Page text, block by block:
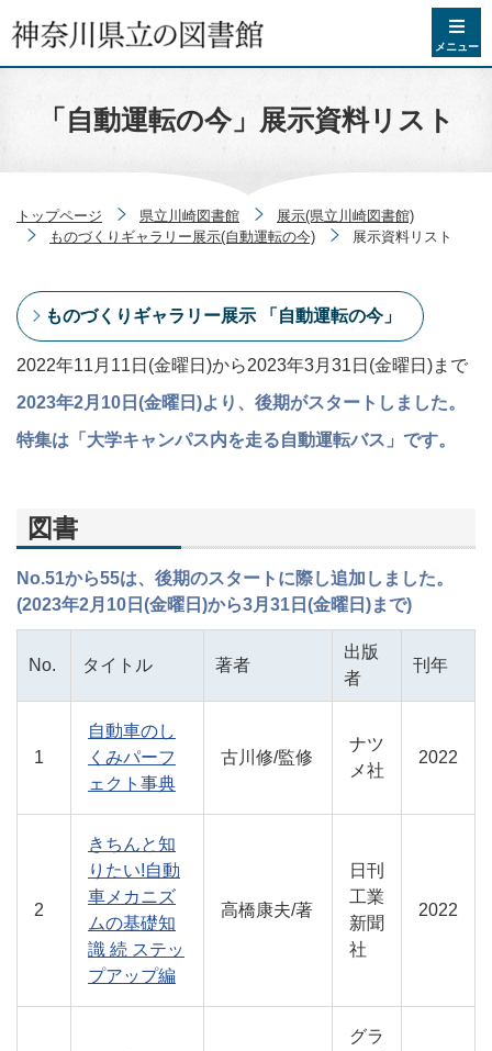
コンテンツへスキップ
メニュー
「自動運転の今」展示資料リスト
トップページ 県立川崎図書館
展示(県立川崎図書館)
ものづくりギャラリー展示(自動運転の今)
展示資料リスト
ものづくりギャラリー展示 「自動運転の今」
2022年11月11日(金曜日)から2023年3月31日(金曜日)まで
2023年2月10日(金曜日)より、後期がスタートしました。
特集は「大学キャンパス内を走る自動運転バス」です。
図書
No.51から55は、後期のスタートに際し追加しました。
(2023年2月10日(金曜日)から3月31日(金曜日)まで)
No. タイトル 著者
出版
者
刊年
1
自動車のし
くみパーフ
ェクト事典
古川修/監修
ナツ
メ社
2022
2
きちんと知
りたい!自動
車メカニズ
ムの基礎知
識 続 ステッ
プアップ編
高橋康夫/著
日刊
工業
新聞
社
2022
グラ